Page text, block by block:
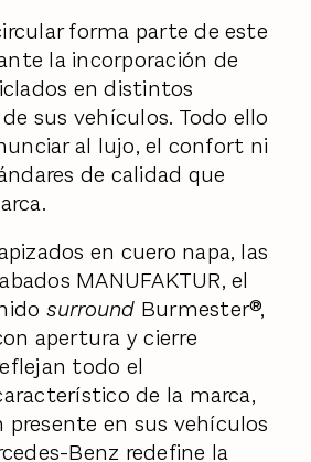
forma parte de este
la incorporación de
en distintos
sus vehículos. Todo ello
al lujo, el confort ni
de calidad que
en cuero napa, las
MANUFAKTUR, el
surround Burmester®,
apertura y cierre
todo el
de la marca,
en sus vehículos
Benz redefine la